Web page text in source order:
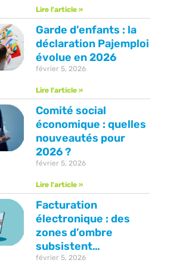
Lire l'article »
Garde d’enfants : la
déclaration Pajemploi
évolue en 2026
février 5, 2026
Lire l'article »
Comité social
économique : quelles
nouveautés pour
2026 ?
février 5, 2026
Lire l'article »
Facturation
électronique : des
zones d’ombre
subsistent…
février 5, 2026